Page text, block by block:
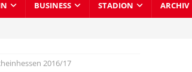
BUSINESS STADION ARCHIV
2016/17